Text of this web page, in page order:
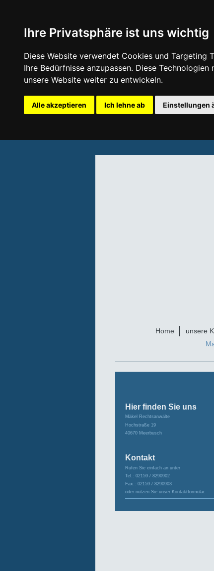
Ihre Privatsphäre ist uns wichtig
Diese Website verwendet Cookies und Targeting
Ihre Bedürfnisse anzupassen. Diese
unsere Website weiter zu entwickeln.
Alle akzeptieren Ich lehne ab Einstellungen
Home unsere
Hier finden Sie uns
Mäkel Rechtsanwälte
Hochstraße 19
40670 Meerbusch
Kontakt
Rufen Sie einfach an unter
Tel.: 02159 / 8290902
Fax.: 02159 / 8290903
oder nutzen Sie unser Kontaktformular.